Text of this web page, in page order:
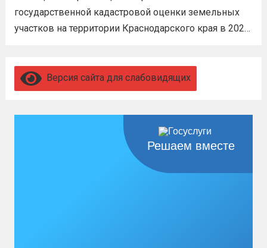
3,4 млн рублей единовременно;...
государственной кадастровой оценки земельных
участков на территории Краснодарского края в 2026
Версия сайта для слабовидящих
Решаем вместе